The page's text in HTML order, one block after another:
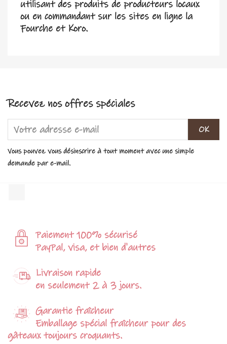
utilisant des produits de producteurs locaux
ou en commandant sur les sites en ligne la
Fourche et Koro.
Recevez nos offres spéciales
Vous pouvez vous désinscrire à tout moment avec une simple
demande par e-mail.
Paiement 100% sécurisé
PayPal, visa, et bien d'autres
Livraison rapide
en seulement 2 à 3 jours.
Garantie fraîcheur
Emballage spécial fraîcheur pour des
gâteaux toujours croquants.